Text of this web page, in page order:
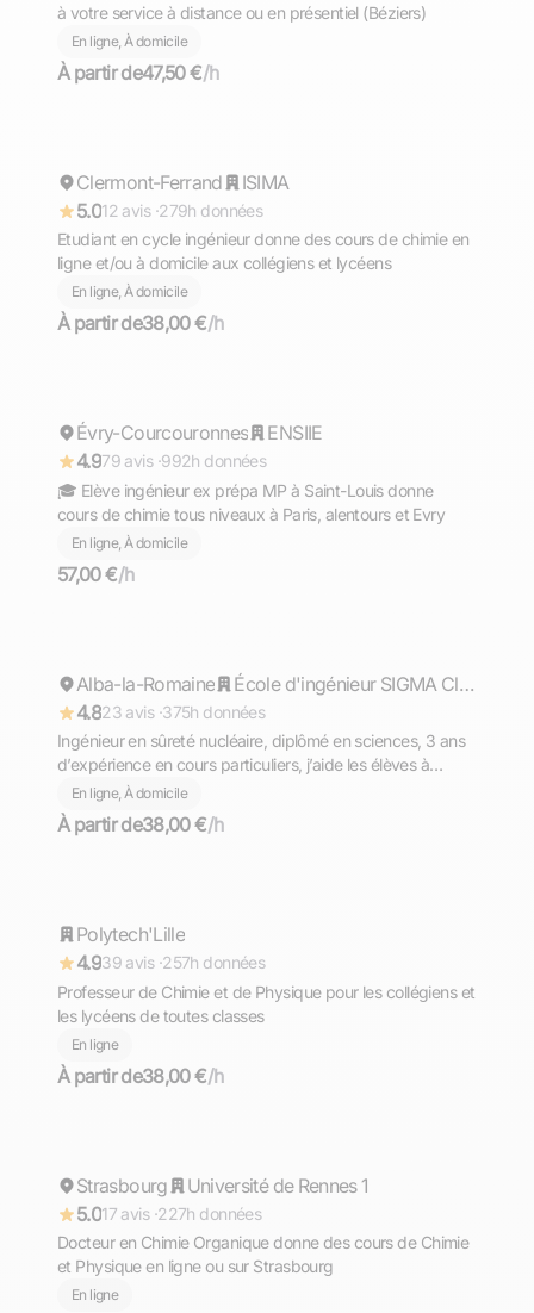
à votre service à distance ou en présentiel (Béziers)
En ligne, À domicile
À partir de47,50 €/h
Répond rapidement
Clermont-Ferrand
ISIMA
5.012 avis ·279h données
Etudiant en cycle ingénieur donne des cours de chimie en
ligne et/ou à domicile aux collégiens et lycéens
En ligne, À domicile
À partir de38,00 €/h
Répond rapidement
Évry-Courcouronnes
ENSIIE
4.979 avis ·992h données
🎓 Elève ingénieur ex prépa MP à Saint-Louis donne
cours de chimie tous niveaux à Paris, alentours et Evry
En ligne, À domicile
57,00 €/h
Répond rapidement
Alba-la-Romaine
École d'ingénieur SIGMA Clermont
4.823 avis ·375h données
Ingénieur en sûreté nucléaire, diplômé en sciences, 3 ans
d’expérience en cours particuliers, j’aide les élèves à
reprendre confiance et à progresser en physique-chimie
pour tous les niveaux avec une méthode claire, structurée
et adaptée aux contrôles
En ligne, À domicile
À partir de38,00 €/h
Répond rapidement
Polytech'Lille
4.939 avis ·257h données
Professeur de Chimie et de Physique pour les collégiens et
les lycéens de toutes classes
En ligne
À partir de38,00 €/h
Répond rapidement
Strasbourg
Université de Rennes 1
5.017 avis ·227h données
Docteur en Chimie Organique donne des cours de Chimie
et Physique en ligne ou sur Strasbourg
En ligne